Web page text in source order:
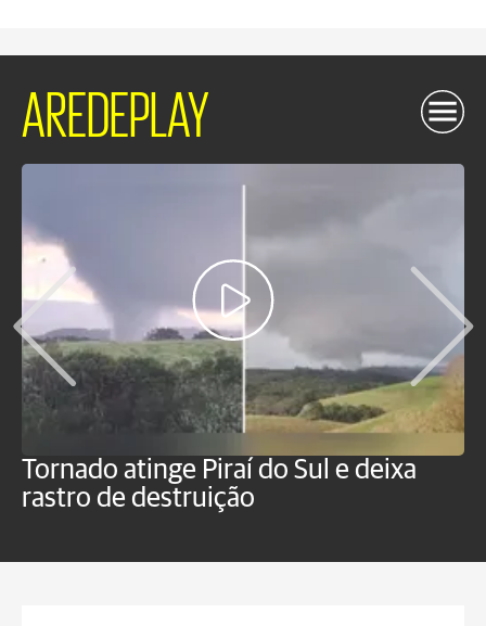
AREDEPLAY
Tornado atinge Piraí do Sul e deixa
rastro de destruição